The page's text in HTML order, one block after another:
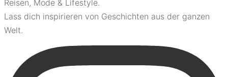
Reisen, Mode & Lifestyle.
Lass dich inspirieren von Geschichten aus der ganzen
Welt.